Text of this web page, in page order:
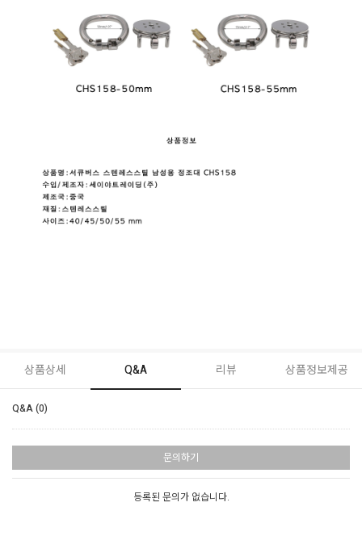
상품상세 Q&A 리뷰 상품정보제공
Q&A (0)
문의하기
등록된 문의가 없습니다.